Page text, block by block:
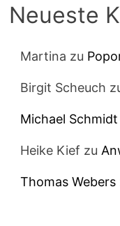
Neueste
Martina zu
Birgit Scheuch
Michael Schmidt
Heike Kief zu
Thomas Webers